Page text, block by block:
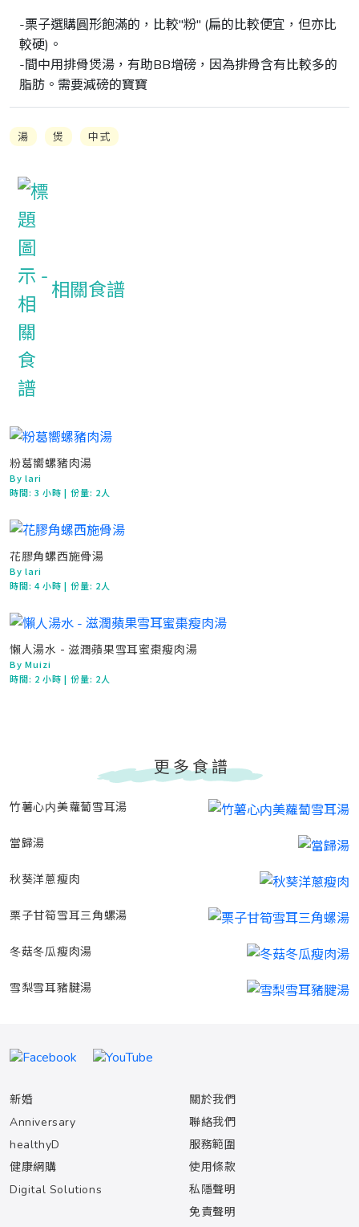
-栗子選購圓形飽滿的，比較"粉" (扁的比較便宜，但亦比
較硬)。
-間中用排骨煲湯，有助BB增磅，因為排骨含有比較多的
脂肪。需要減磅的寶寶
湯 煲 中式
相關食譜
粉葛嚮螺豬肉湯
By lari
時間:3 小時| 份量: 2人
花膠角螺西施骨湯
By lari
時間:4 小時| 份量: 2人
懶人湯水 - 滋潤蘋果雪耳蜜棗瘦肉湯
By Muizi
時間: 2 小時| 份量: 2人
更多食譜
竹薯心内美蘿蔔雪耳湯
當歸湯
秋葵洋蔥瘦肉
栗子甘筍雪耳三角螺湯
冬菇冬瓜瘦肉湯
雪梨雪耳豬腱湯
新婚
Anniversary
healthyD
健康網購
Digital Solutions
關於我們
聯絡我們
服務範圍
使用條款
私隱聲明
免責聲明